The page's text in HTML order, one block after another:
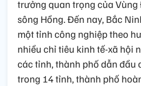
trưởng quan trọng của
sông Hồng. Đến nay, Bắc
một tỉnh công nghiệp theo
nhiều chỉ tiêu kinh tế-xã hội
các tỉnh, thành phố dẫn đầu
trong 14 tỉnh, thành phố